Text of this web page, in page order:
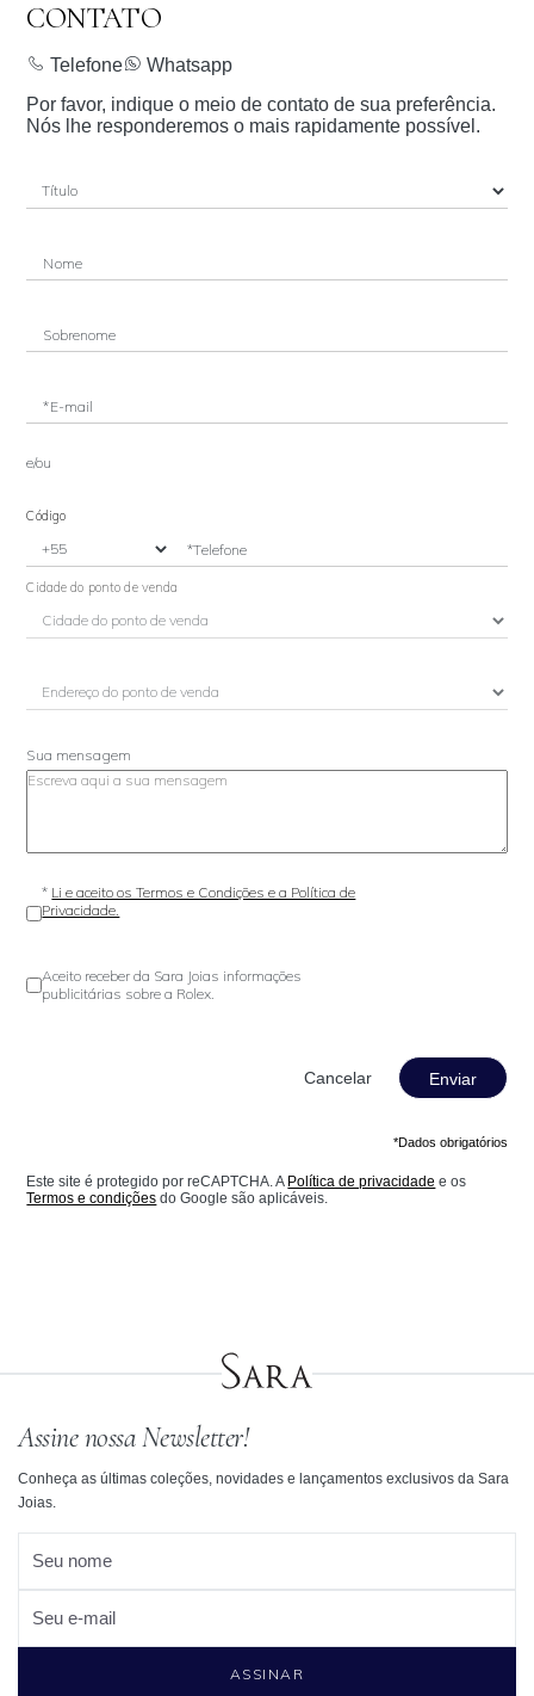
CONTATO
Telefone
Whatsapp
Por favor, indique o meio de contato de sua preferência.
Nós lhe responderemos o mais rapidamente possível.
Nome
Sobrenome
*E-mail
e/ou
Código
*Telefone
Cidade do ponto de venda
Sua mensagem
* Li e aceito os Termos e Condições e a Política de
Privacidade.
Aceito receber da Sara Joias informações
publicitárias sobre a Rolex.
Enviar
*Dados obrigatórios
Este site é protegido por reCAPTCHA. A Política de privacidade e os
Termos e condições do Google são aplicáveis.
Assine nossa Newsletter!
Conheça as últimas coleções, novidades e lançamentos exclusivos da Sara
Joias.
Seu nome
Seu e-mail
ASSINAR